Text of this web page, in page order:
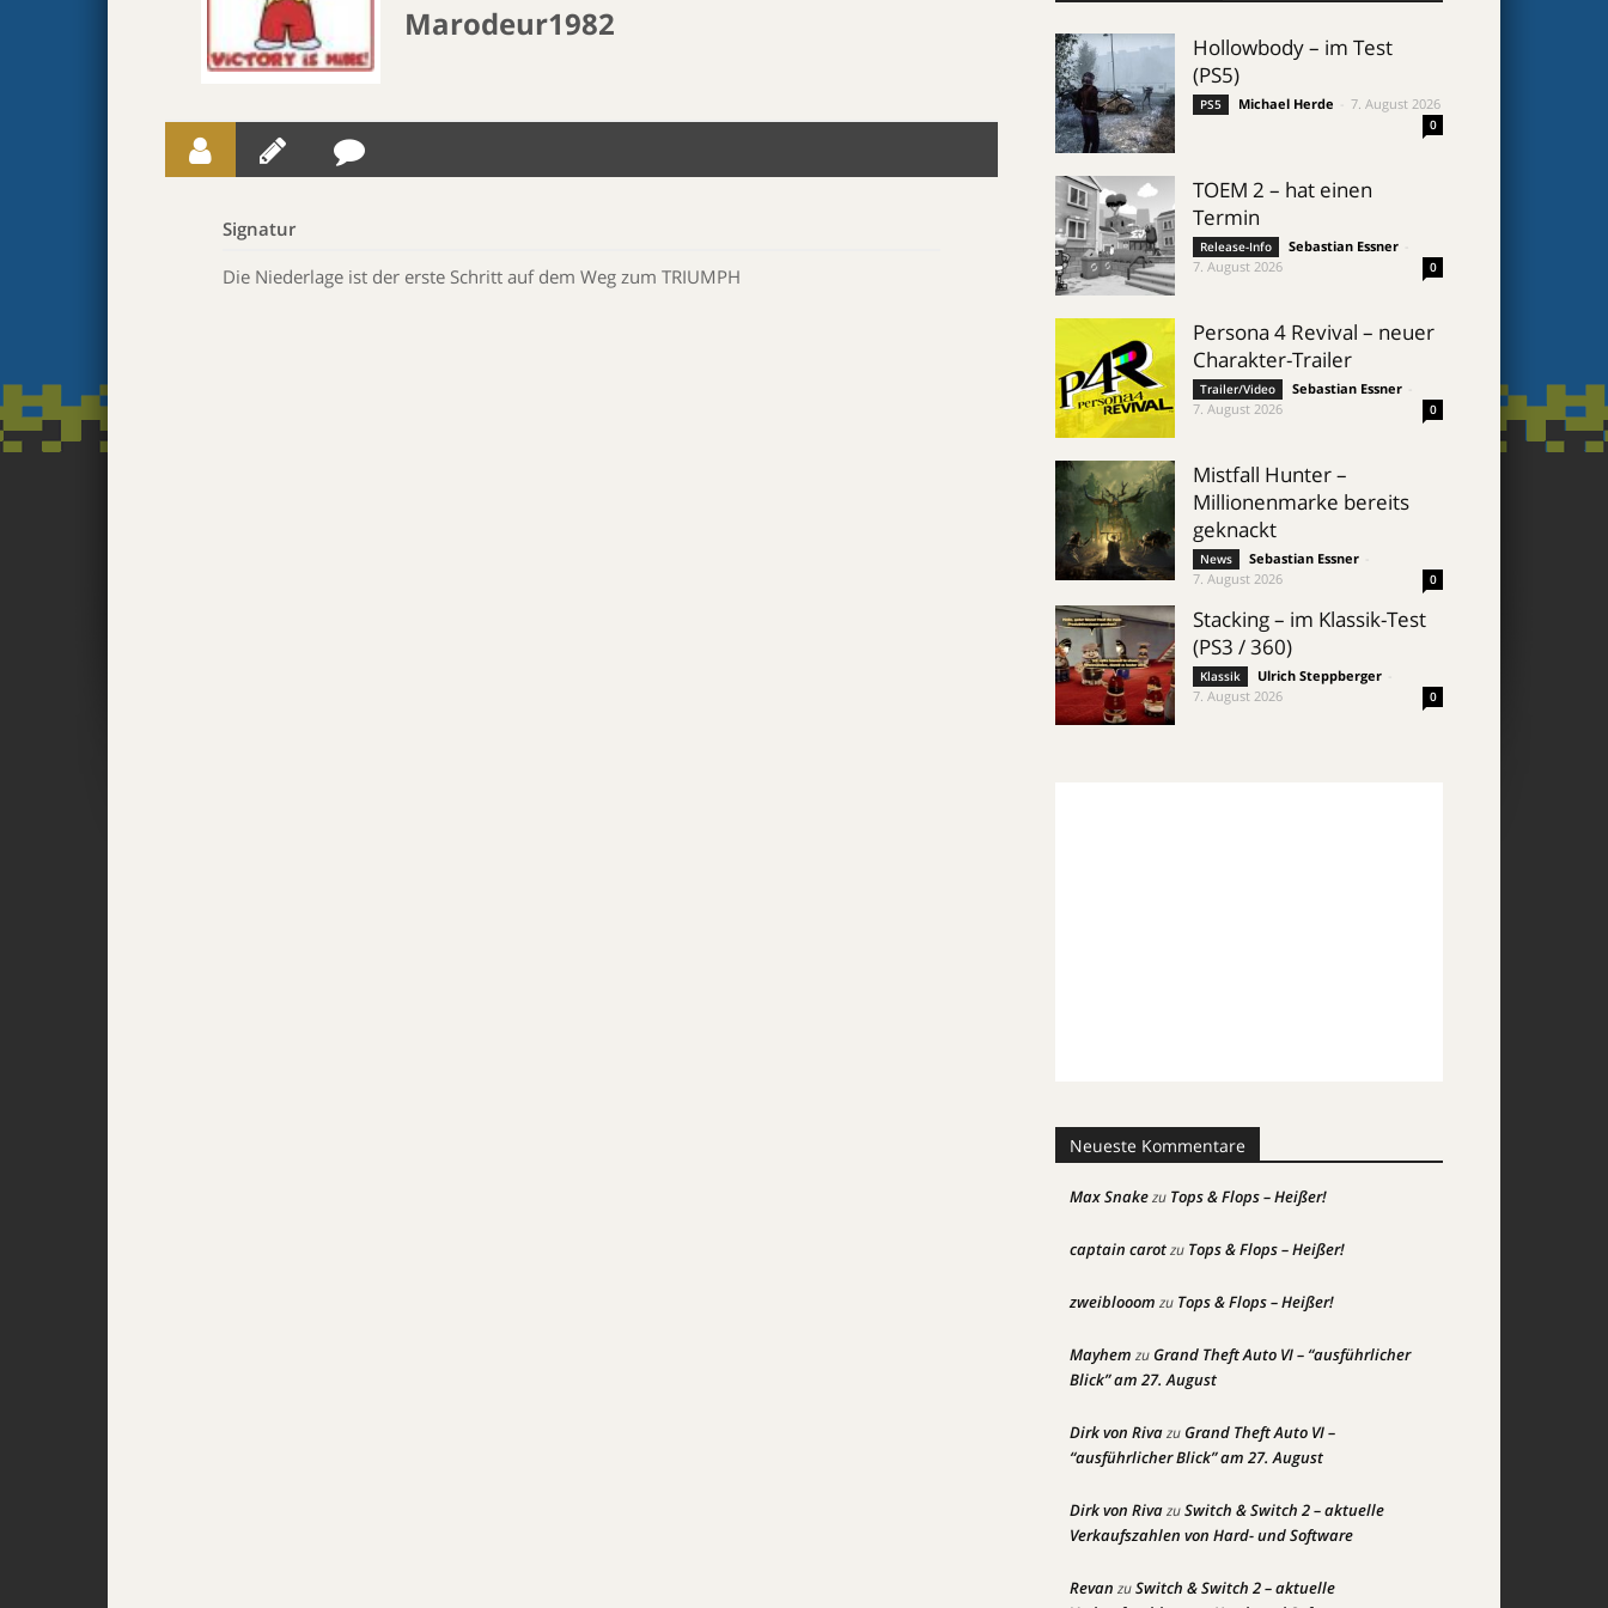
Marodeur1982
Signatur
Die Niederlage ist der erste Schritt auf dem Weg zum TRIUMPH
Hollowbody – im Test
(PS5)
PS5 Michael Herde 7. August 2026
0
TOEM 2 – hat einen
Termin
Release-Info Sebastian Essner
7. August 2026
0
Persona 4 Revival – neuer
Charakter-Trailer
Trailer/Video Sebastian Essner
7. August 2026
0
Mistfall Hunter –
Millionenmarke bereits
geknackt
News Sebastian Essner
7. August 2026
0
Stacking – im Klassik-Test
(PS3 / 360)
Klassik Ulrich Steppberger
7. August 2026
0
Neueste Kommentare
Max Snakezu Tops & Flops – Heißer!
captain carotzu Tops & Flops – Heißer!
zweiblooom zu Tops & Flops – Heißer!
Mayhem zuGrand Theft Auto VI – “ausführlicher
Blick” am 27. August
Dirk von RivazuGrand Theft Auto VI –
“ausführlicher Blick” am 27. August
Dirk von RivazuSwitch & Switch 2 – aktuelle
Verkaufszahlen von Hard- und Software
Revan zuSwitch & Switch 2 – aktuelle